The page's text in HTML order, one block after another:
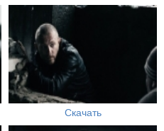
Скачать